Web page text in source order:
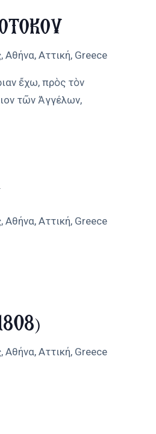
Αθήνα, Αττική, Greece
ἔχω, πρὸς τὸν
τῶν Ἀγγέλων,
Αθήνα, Αττική, Greece
Αθήνα, Αττική, Greece